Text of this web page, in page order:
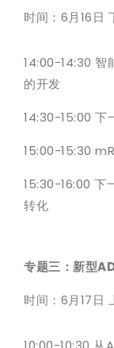
时间：6月16日
14:00-14:30 智
的开发
14:30-15:00 下
15:00-15:30
15:30-16:00 下
转化
专题三：新型
时间：6月17日